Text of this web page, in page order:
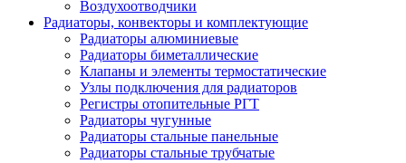
Воздухоотводчики
Радиаторы, конвекторы и комплектующие
Радиаторы алюминиевые
Радиаторы биметаллические
Клапаны и элементы термостатические
Узлы подключения для радиаторов
Регистры отопительные РГТ
Радиаторы чугунные
Радиаторы стальные панельные
Радиаторы стальные трубчатые